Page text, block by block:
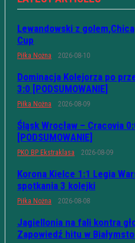
Lewandowski z
Cup
Piłka Nożna 2026-08-10
Dominacja Kolejorza po
3:0 [PODSUMOWANIE]
Piłka Nożna 2026-08-09
Śląsk Wrocław – Cracovia
[PODSUMOWANIE]
PKO BP Ekstraklasa 2026-08-09
Korona Kielce 1:1 Legia
spotkania 3 kolejki
Piłka Nożna 2026-08-08
Jagiellonia na fali kontra
Zapowiedź hitu w